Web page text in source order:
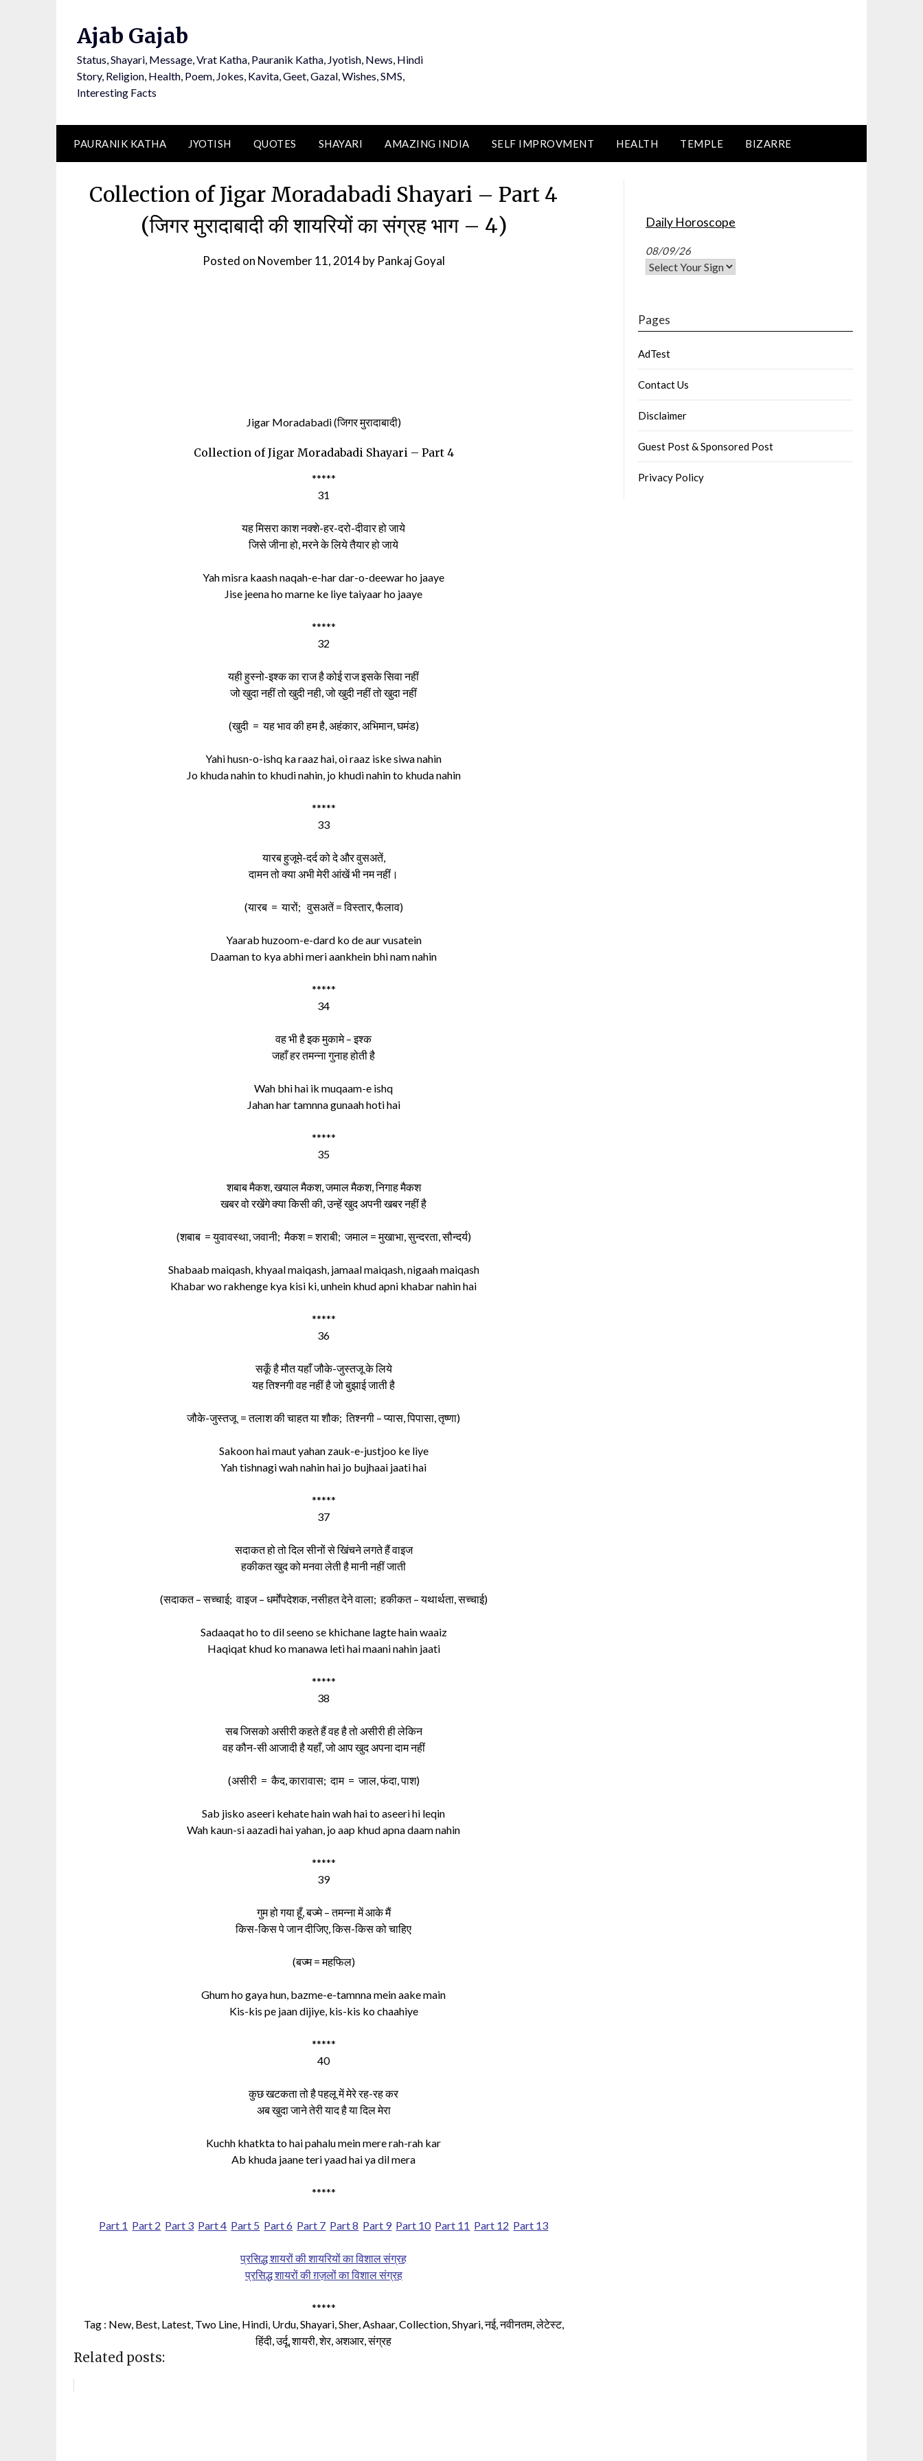
Ajab Gajab
Status, Shayari, Message, Vrat Katha, Pauranik Katha, Jyotish, News, Hindi
Story, Religion, Health, Poem, Jokes, Kavita, Geet, Gazal, Wishes, SMS,
Interesting Facts
PAURANIK KATHA JYOTISH QUOTES SHAYARI AMAZING INDIA SELF IMPROVMENT HEALTH TEMPLE BIZARRE
Collection of Jigar Moradabadi Shayari – Part 4
(जिगर मुरादाबादी की शायरियों का संग्रह भाग – 4)
Posted on November 11, 2014by Pankaj Goyal
Jigar Moradabadi (जिगर मुरादाबादी)
Collection of Jigar Moradabadi Shayari – Part 4
*****
31
यह मिसरा काश नक्शे-हर-दरो-दीवार हो जाये
जिसे जीना हो, मरने के लिये तैयार हो जाये
Yah misra kaash naqah-e-har dar-o-deewar ho jaaye
Jise jeena ho marne ke liye taiyaar ho jaaye
*****
32
यही हुस्नो-इश्क का राज है कोई राज इसके सिवा नहीं
जो खुदा नहीं तो खुदी नही, जो खुदी नहीं तो खुदा नहीं
(खुदी = यह भाव की हम है, अहंकार, अभिमान, घमंड)
Yahi husn-o-ishq ka raaz hai, oi raaz iske siwa nahin
Jo khuda nahin to khudi nahin, jo khudi nahin to khuda nahin
*****
33
यारब हुजूमे-दर्द को दे और वुसअतें,
दामन तो क्या अभी मेरी आंखें भी नम नहीं।
(यारब = यारों; वुसअतें = विस्तार, फैलाव)
Yaarab huzoom-e-dard ko de aur vusatein
Daaman to kya abhi meri aankhein bhi nam nahin
*****
34
वह भी है इक मुकामे – इश्क
जहाँ हर तमन्ना गुनाह होती है
Wah bhi hai ik muqaam-e ishq
Jahan har tamnna gunaah hoti hai
*****
35
शबाब मैकश, खयाल मैकश, जमाल मैकश, निगाह मैकश
खबर वो रखेंगे क्या किसी की, उन्हें खुद अपनी खबर नहीं है
(शबाब = युवावस्था, जवानी; मैकश = शराबी; जमाल = मुखाभा, सुन्दरता, सौन्दर्य)
Shabaab maiqash, khyaal maiqash, jamaal maiqash, nigaah maiqash
Khabar wo rakhenge kya kisi ki, unhein khud apni khabar nahin hai
*****
36
सकूँ है मौत यहाँ जौके-जुस्तजू के लिये
यह तिश्नगी वह नहीं है जो बुझाई जाती है
जौके-जुस्तजू = तलाश की चाहत या शौक; तिश्नगी – प्यास, पिपासा, तृष्णा)
Sakoon hai maut yahan zauk-e-justjoo ke liye
Yah tishnagi wah nahin hai jo bujhaai jaati hai
*****
37
सदाकत हो तो दिल सीनों से खिंचने लगते हैं वाइज
हकीकत खुद को मनवा लेती है मानी नहीं जाती
(सदाकत – सच्चाई; वाइज – धर्मोंपदेशक, नसीहत देने वाला; हकीकत – यथार्थता, सच्चाई)
Sadaaqat ho to dil seeno se khichane lagte hain waaiz
Haqiqat khud ko manawa leti hai maani nahin jaati
*****
38
सब जिसको असीरी कहते हैं वह है तो असीरी ही लेकिन
वह कौन-सी आजादी है यहाँ, जो आप खुद अपना दाम नहीं
(असीरी = कैद, कारावास; दाम = जाल, फंदा, पाश)
Sab jisko aseeri kehate hain wah hai to aseeri hi leqin
Wah kaun-si aazadi hai yahan, jo aap khud apna daam nahin
*****
39
गुम हो गया हूँ, बज्मे – तमन्ना में आके मैं
किस-किस पे जान दीजिए, किस-किस को चाहिए
(बज्म = महफिल)
Ghum ho gaya hun, bazme-e-tamnna mein aake main
Kis-kis pe jaan dijiye, kis-kis ko chaahiye
*****
40
कुछ खटकता तो है पहलू में मेरे रह-रह कर
अब खुदा जाने तेरी याद है या दिल मेरा
Kuchh khatkta to hai pahalu mein mere rah-rah kar
Ab khuda jaane teri yaad hai ya dil mera
*****
Part 1 Part 2 Part 3 Part 4 Part 5 Part 6 Part 7 Part 8 Part 9 Part 10 Part 11 Part 12 Part 13
प्रसिद्ध शायरों की शायरियों का विशाल संग्रह
प्रसिद्ध शायरों की ग़ज़लों का विशाल संग्रह
*****
Tag : New, Best, Latest, Two Line, Hindi, Urdu, Shayari, Sher, Ashaar, Collection, Shyari, नई, नवीनतम, लेटेस्ट,
हिंदी, उर्दू, शायरी, शेर, अशआर, संग्रह
Related posts:
Daily Horoscope
08/09/26
Pages
AdTest
Contact Us
Disclaimer
Guest Post & Sponsored Post
Privacy Policy